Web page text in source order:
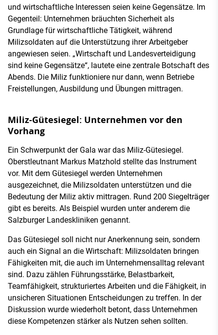
und wirtschaftliche Interessen seien keine Gegensätze. Im
Gegenteil: Unternehmen bräuchten Sicherheit als
Grundlage für wirtschaftliche Tätigkeit, während
Milizsoldaten auf die Unterstützung ihrer Arbeitgeber
angewiesen seien. „Wirtschaft und Landesverteidigung
sind keine Gegensätze“, lautete eine zentrale Botschaft des
Abends. Die Miliz funktioniere nur dann, wenn Betriebe
Freistellungen, Ausbildung und Übungen mittragen.
Miliz-Gütesiegel: Unternehmen vor den
Vorhang
Ein Schwerpunkt der Gala war das Miliz-Gütesiegel.
Oberstleutnant Markus Matzhold stellte das Instrument
vor. Mit dem Gütesiegel werden Unternehmen
ausgezeichnet, die Milizsoldaten unterstützen und die
Bedeutung der Miliz aktiv mittragen. Rund 200 Siegelträger
gibt es bereits. Als Beispiel wurden unter anderem die
Salzburger Landeskliniken genannt.
Das Gütesiegel soll nicht nur Anerkennung sein, sondern
auch ein Signal an die Wirtschaft: Milizsoldaten bringen
Fähigkeiten mit, die auch im Unternehmensalltag relevant
sind. Dazu zählen Führungsstärke, Belastbarkeit,
Teamfähigkeit, strukturiertes Arbeiten und die Fähigkeit, in
unsicheren Situationen Entscheidungen zu treffen. In der
Diskussion wurde wiederholt betont, dass Unternehmen
diese Kompetenzen stärker als Nutzen sehen sollten.